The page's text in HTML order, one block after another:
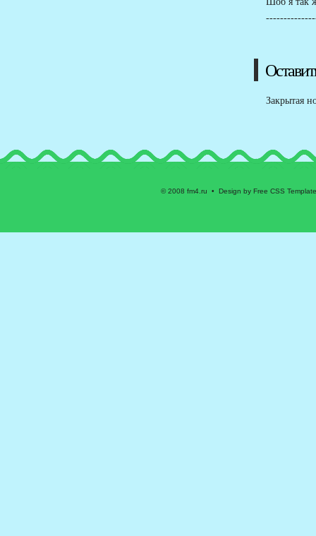
Закрытая
© 2008 fm4.ru • Design by Free CSS